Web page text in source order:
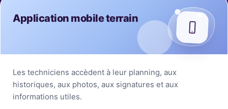
Application mobile terrain
Les techniciens accèdent à leur planning, aux
historiques, aux photos, aux signatures et aux
informations utiles.